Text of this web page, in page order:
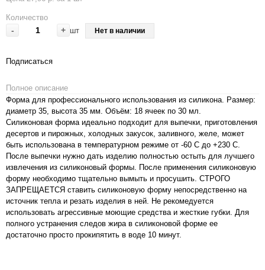
Количество
- + шт Нет в наличии
Подписаться
Полное описание
Форма для профессионального использования из силикона. Размер:
диаметр 35, высота 35 мм. Объём: 18 ячеек по 30 мл.
Силиконовая форма идеально подходит для выпечки, приготовления
десертов и пирожных, холодных закусок, заливного, желе, может
быть использована в температурном режиме от -60 С до +230 С.
После выпечки нужно дать изделию полностью остыть для лучшего
извлечения из силиконовый формы. После применения силиконовую
форму необходимо тщательно вымыть и просушить. СТРОГО
ЗАПРЕЩАЕТСЯ ставить силиконовую форму непосредственно на
источник тепла и резать изделия в ней. Не рекомедуется
использовать агрессивные моющие средства и жесткие губки. Для
полного устранения следов жира в силиконовой форме ее
достаточно просто прокипятить в воде 10 минут.